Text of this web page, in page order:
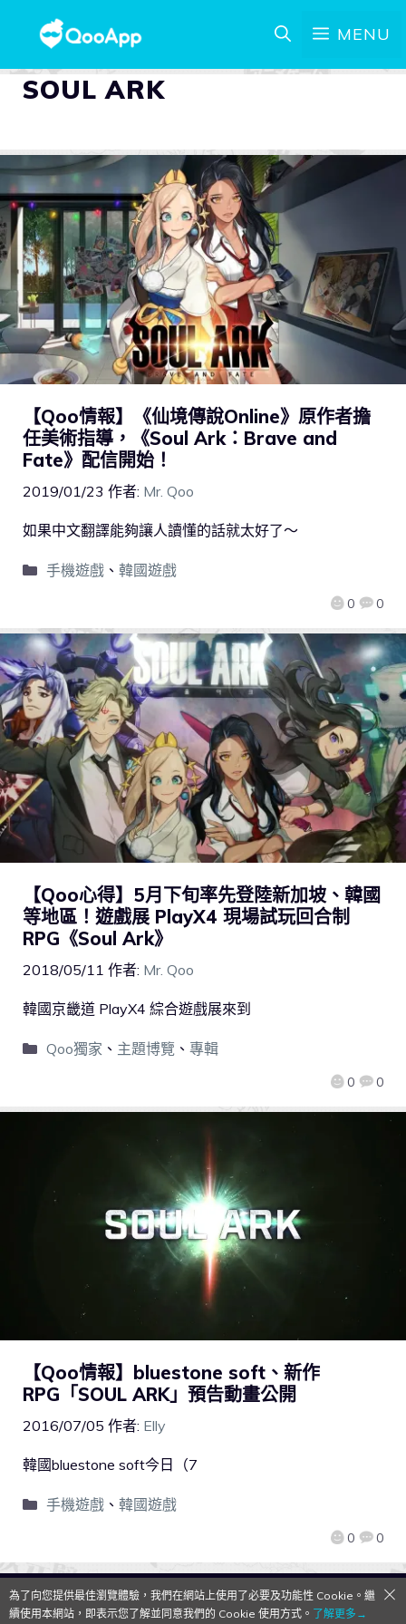
MENU
SOUL ARK
【Qoo情報】《仙境傳說Online》原作者擔
任美術指導，《Soul Ark：Brave and
Fate》配信開始！
2019/01/23 作者: Mr. Qoo
0 0
如果中文翻譯能夠讓人讀懂的話就太好了～
手機遊戲、 韓國遊戲
【Qoo心得】5月下旬率先登陸新加坡、韓國
等地區！遊戲展 PlayX4 現場試玩回合制
RPG《Soul Ark》
2018/05/11 作者: Mr. Qoo
0 0
韓國京畿道 PlayX4 綜合遊戲展來到
Qoo獨家 、 主題博覽 、 專輯
【Qoo情報】bluestone soft、新作
RPG「SOUL ARK」預告動畫公開
2016/07/05 作者: Elly
0 0
韓國bluestone soft今日（7
手機遊戲、 韓國遊戲
QooApp Limited © 2026
為了向您提供最佳瀏覽體驗，我們在網站上使用了必要及功能性 Cookie。繼
續使用本網站，即表示您了解並同意我們的 Cookie 使用方式。 了解更多→